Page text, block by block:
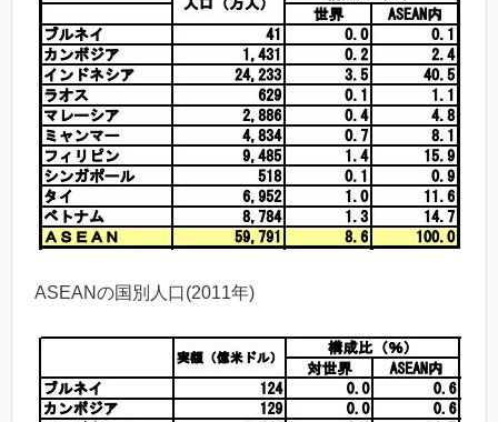
ASEANの国別人口(2011年)